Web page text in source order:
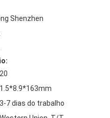
Shenzhen
20
1.5*8.9*163mm
3-7 dias do trabalho